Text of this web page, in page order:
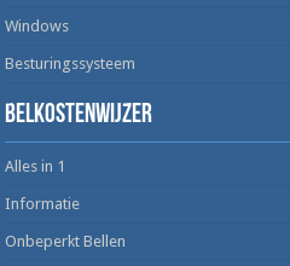
Windows
Besturingssysteem
Belkostenwijzer
Alles in 1
Informatie
Onbeperkt Bellen